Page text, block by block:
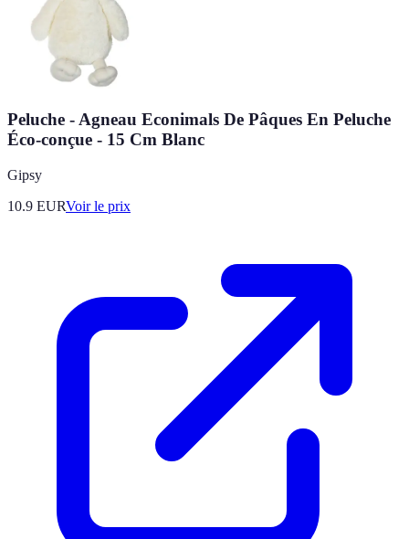
Peluche - Agneau Econimals De Pâques En Peluche
Éco-conçue - 15 Cm Blanc
Gipsy
10.9 EURVoir le prix